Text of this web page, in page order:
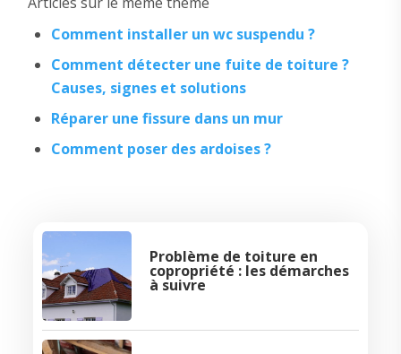
Comment installer un wc suspendu ?
Comment détecter une fuite de toiture ?
Causes, signes et solutions
Réparer une fissure dans un mur
Comment poser des ardoises ?
Problème de toiture en
copropriété : les démarches
à suivre